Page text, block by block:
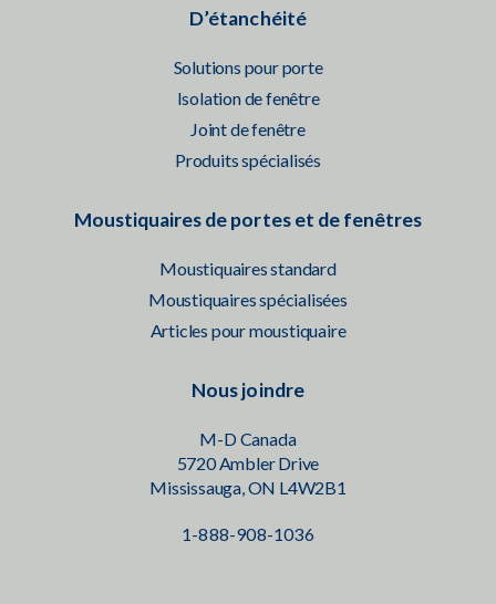
D’étanchéité
Solutions pour porte
Isolation de fenêtre
Joint de fenêtre
Produits spécialisés
Moustiquaires de portes et de fenêtres
Moustiquaires standard
Moustiquaires spécialisées
Articles pour moustiquaire
Nous joindre
M-D Canada
5720 Ambler Drive
Mississauga, ON L4W2B1
1-888-908-1036